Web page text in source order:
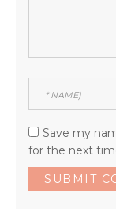
Save my
for the next